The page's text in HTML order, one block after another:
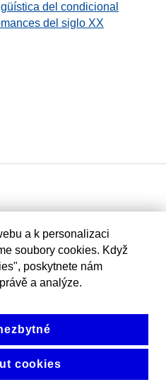
del condicional
del siglo XX
a k personalizaci
soubory cookies. Když
poskytnete nám
a analýze.
cookies